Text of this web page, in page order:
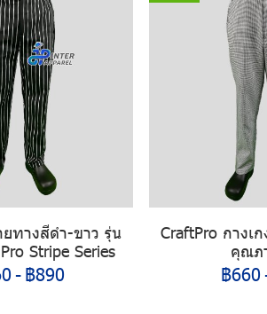
ยทางสีดำ-ขาว รุ่น
Stripe Series
- ฿890
CraftPro กางเ
คุณภ
฿660